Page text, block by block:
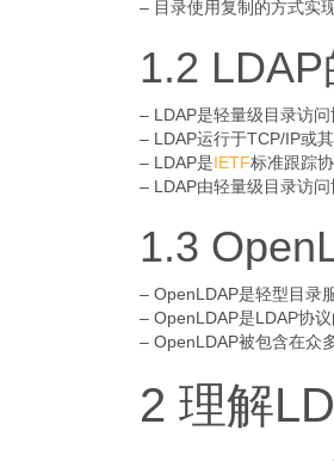
– 目录使用复制的方式实
1.2
– LDAP是轻量级目录访
– LDAP运行于TCP/IP或
– LDAP是IETF标准跟踪
– LDAP由轻量级目录访
1.3
– OpenLDAP是轻型目录
– OpenLDAP是LDAP协
– OpenLDAP被包含在众
2 理解